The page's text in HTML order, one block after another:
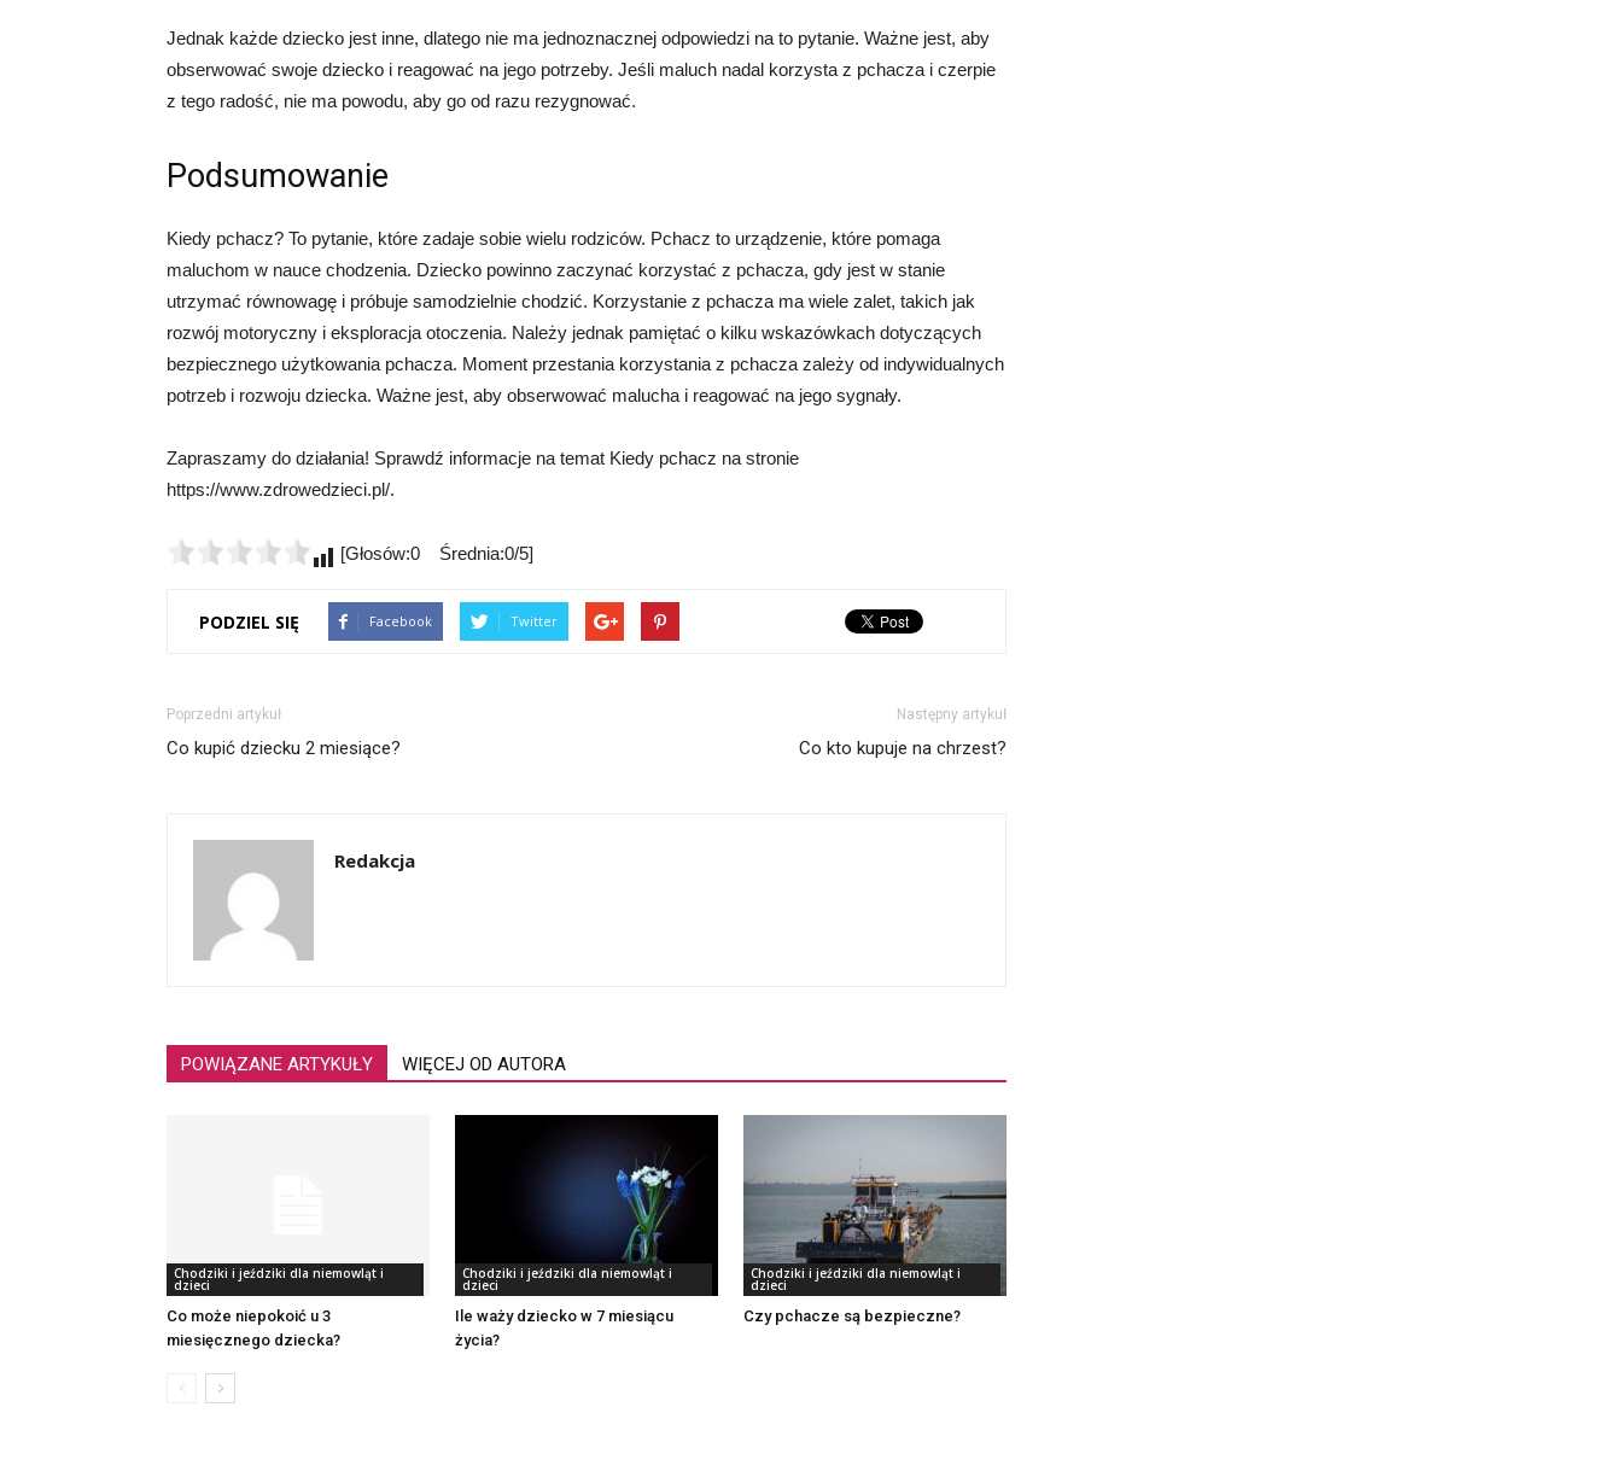
Jednak każde dziecko jest inne, dlatego nie ma jednoznacznej odpowiedzi na to pytanie. Ważne jest, aby
obserwować swoje dziecko i reagować na jego potrzeby. Jeśli maluch nadal korzysta z pchacza i czerpie
z tego radość, nie ma powodu, aby go od razu rezygnować.
Podsumowanie
Kiedy pchacz? To pytanie, które zadaje sobie wielu rodziców. Pchacz to urządzenie, które pomaga
maluchom w nauce chodzenia. Dziecko powinno zaczynać korzystać z pchacza, gdy jest w stanie
utrzymać równowagę i próbuje samodzielnie chodzić. Korzystanie z pchacza ma wiele zalet, takich jak
rozwój motoryczny i eksploracja otoczenia. Należy jednak pamiętać o kilku wskazówkach dotyczących
bezpiecznego użytkowania pchacza. Moment przestania korzystania z pchacza zależy od indywidualnych
potrzeb i rozwoju dziecka. Ważne jest, aby obserwować malucha i reagować na jego sygnały.
Zapraszamy do działania! Sprawdź informacje na temat Kiedy pchacz na stronie
https://www.zdrowedzieci.pl/.
[Głosów:0 Średnia:0/5]
PODZIEL SIĘ Facebook Twitter
Poprzedni artykuł
Co kupić dziecku 2 miesiące?
Następny artykuł
Co kto kupuje na chrzest?
Redakcja
POWIĄZANE ARTYKUŁY WIĘCEJ OD AUTORA
Chodziki i jeździki dla niemowląt i
dzieci
Co może niepokoić u 3
miesięcznego dziecka?
Chodziki i jeździki dla niemowląt i
dzieci
Ile waży dziecko w 7 miesiącu
życia?
Chodziki i jeździki dla niemowląt i
dzieci
Czy pchacze są bezpieczne?